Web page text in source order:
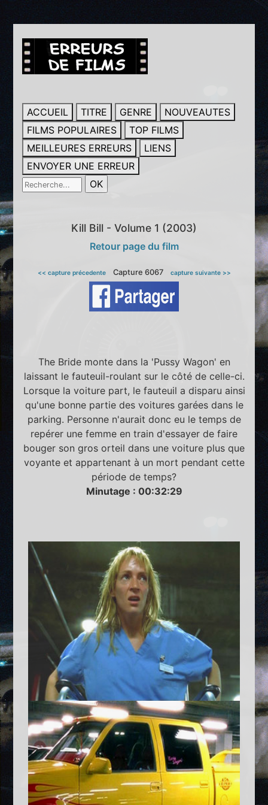
ACCUEIL TITRE GENRE
NOUVEAUTES
FILMS POPULAIRES
TOP FILMS
MEILLEURES ERREURS
LIENS
ENVOYER UNE ERREUR
Kill Bill - Volume 1 (2003)
Retour page du film
<< capture précedenteCapture 6067 capture suivante >>
The Bride monte dans la 'Pussy Wagon' en
laissant le fauteuil-roulant sur le côté de celle-ci.
Lorsque la voiture part, le fauteuil a disparu ainsi
qu'une bonne partie des voitures garées dans le
parking. Personne n'aurait donc eu le temps de
repérer une femme en train d'essayer de faire
bouger son gros orteil dans une voiture plus que
voyante et appartenant à un mort pendant cette
période de temps?
Minutage : 00:32:29